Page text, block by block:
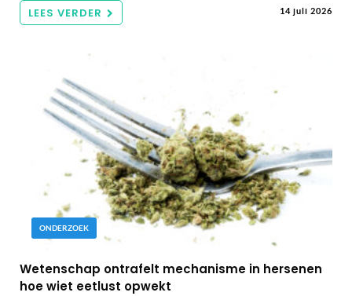
LEES VERDER 14 juli 2026
ONDERZOEK
Wetenschap ontrafelt mechanisme in hersenen
hoe wiet eetlust opwekt